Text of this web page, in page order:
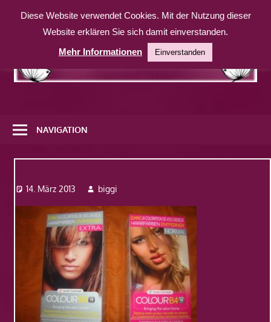
Inhalt
weitere
Website
NAVIGATION
14. März 2013 biggi
Diese Website verwendet Cookies. Mit der Nutzung dieser
Website erklären Sie sich damit einverstanden.
Mehr Informationen
Einverstanden